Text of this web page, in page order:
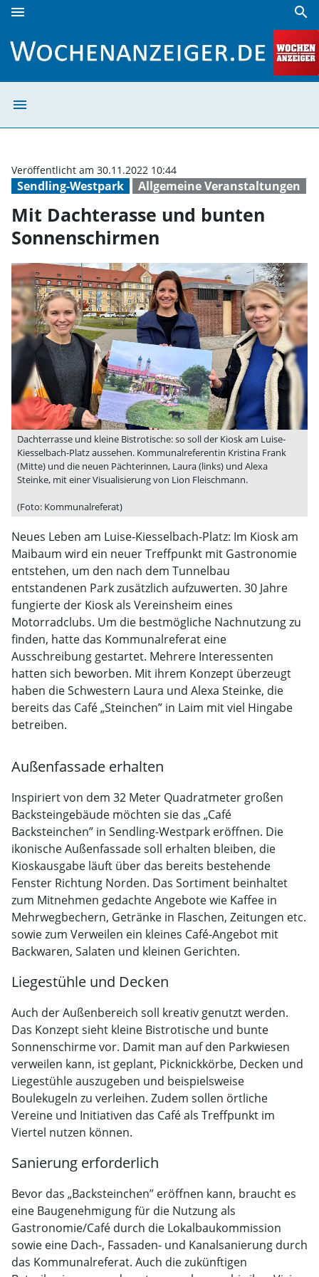
menu search
menu
Sendling-Westpark Allgemeine Veranstaltungen
Veröffentlicht am 30.11.2022 10:44
Mit Dachterasse und bunten
Sonnenschirmen
Dachterrasse und kleine Bistrotische: so soll der Kiosk am Luise-
Kiesselbach-Platz aussehen. Kommunalreferentin Kristina Frank
(Mitte) und die neuen Pächterinnen, Laura (links) und Alexa
Steinke, mit einer Visualisierung von Lion Fleischmann.
(Foto: Kommunalreferat)
Neues Leben am Luise-Kiesselbach-Platz: Im Kiosk am
Maibaum wird ein neuer Treffpunkt mit Gastronomie
entstehen, um den nach dem Tunnelbau
entstandenen Park zusätzlich aufzuwerten. 30 Jahre
fungierte der Kiosk als Vereinsheim eines
Motorradclubs. Um die bestmögliche Nachnutzung zu
finden, hatte das Kommunalreferat eine
Ausschreibung gestartet. Mehrere Interessenten
hatten sich beworben. Mit ihrem Konzept überzeugt
haben die Schwestern Laura und Alexa Steinke, die
bereits das Café „Steinchen” in Laim mit viel Hingabe
betreiben.
Außenfassade erhalten
Inspiriert von dem 32 Meter Quadratmeter großen
Backsteingebäude möchten sie das „Café
Backsteinchen” in Sendling-Westpark eröffnen. Die
ikonische Außenfassade soll erhalten bleiben, die
Kioskausgabe läuft über das bereits bestehende
Fenster Richtung Norden. Das Sortiment beinhaltet
zum Mitnehmen gedachte Angebote wie Kaffee in
Mehrwegbechern, Getränke in Flaschen, Zeitungen etc.
sowie zum Verweilen ein kleines Café-Angebot mit
Backwaren, Salaten und kleinen Gerichten.
Liegestühle und Decken
Auch der Außenbereich soll kreativ genutzt werden.
Das Konzept sieht kleine Bistrotische und bunte
Sonnenschirme vor. Damit man auf den Parkwiesen
verweilen kann, ist geplant, Picknickkörbe, Decken und
Liegestühle auszugeben und beispielsweise
Boulekugeln zu verleihen. Zudem sollen örtliche
Vereine und Initiativen das Café als Treffpunkt im
Viertel nutzen können.
Sanierung erforderlich
Bevor das „Backsteinchen” eröffnen kann, braucht es
eine Baugenehmigung für die Nutzung als
Gastronomie/Café durch die Lokalbaukommission
sowie eine Dach-, Fassaden- und Kanalsanierung durch
das Kommunalreferat. Auch die zukünftigen